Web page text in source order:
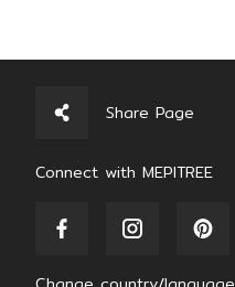
Share Page
Connect with MEPITREE